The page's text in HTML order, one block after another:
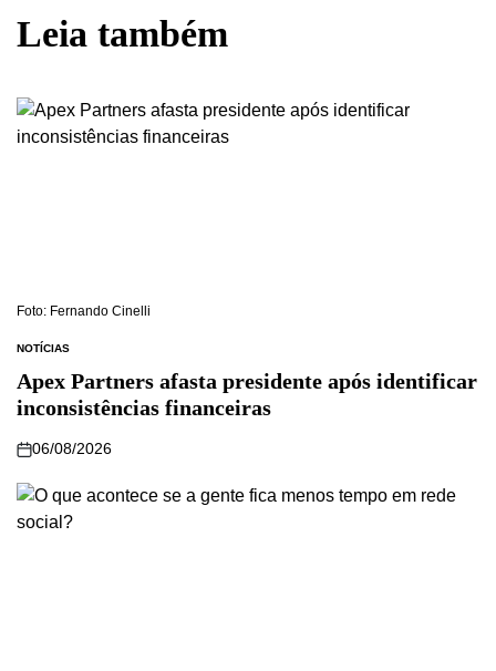
Leia também
Foto: Fernando Cinelli
NOTÍCIAS
Apex Partners afasta presidente após identificar
inconsistências financeiras
06/08/2026